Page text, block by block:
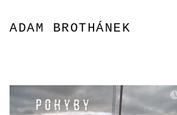
na
obsah
ADAM BROTHÁNEK